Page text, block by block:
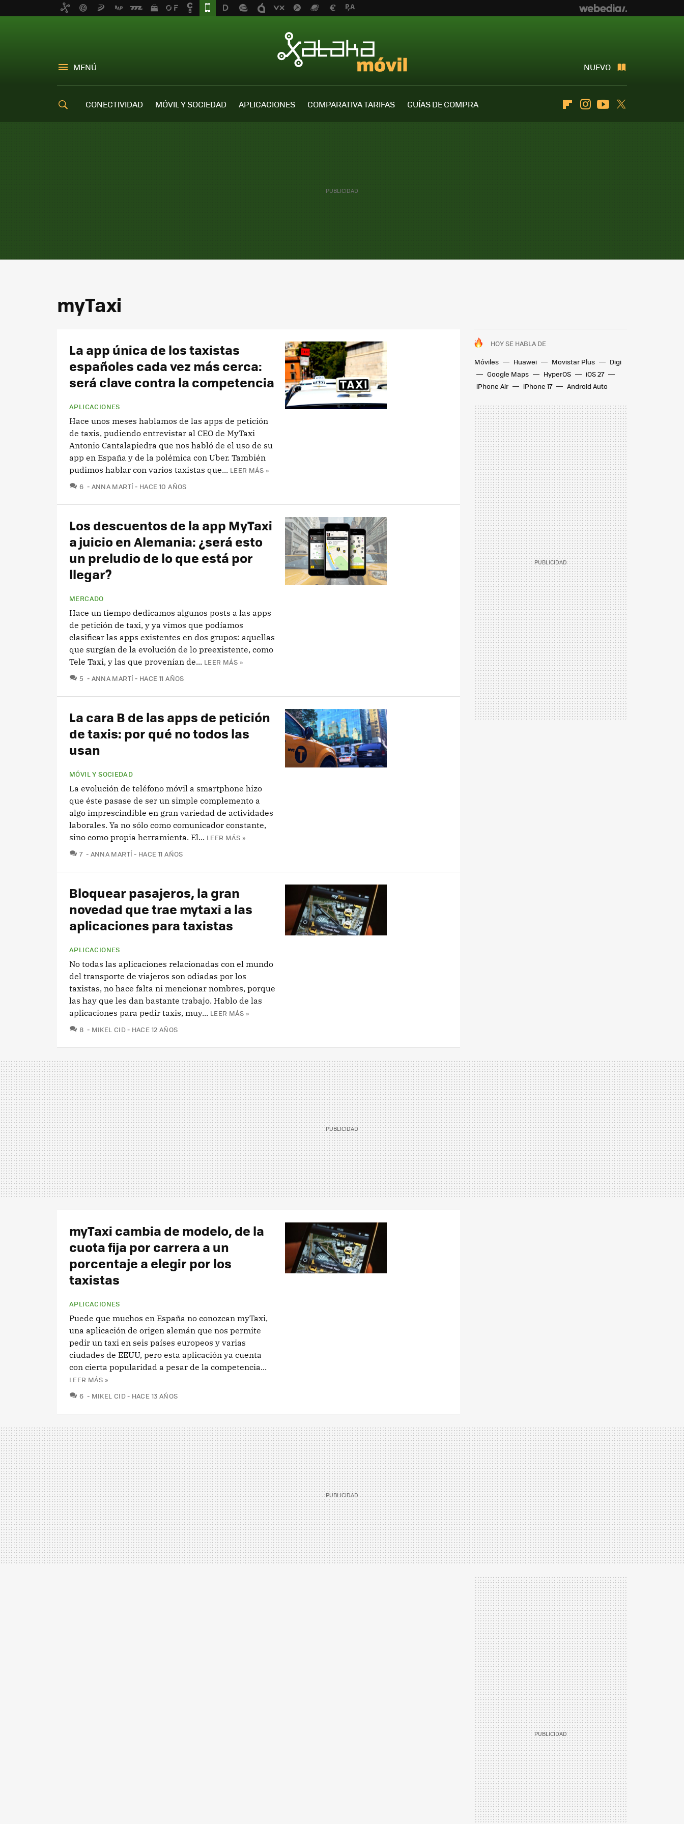
MENÚ NUEVO
CONECTIVIDAD MÓVIL Y SOCIEDAD APLICACIONES COMPARATIVA TARIFAS
GUÍAS DE COMPRA
FlipboardInstagramYoutube
myTaxi
HOY SE HABLA DE
Móviles
Huawei Movistar Plus
Digi
Google Maps
HyperOS
iOS 27
iPhone Air
iPhone 17 Android Auto
La app única de los taxistas
españoles cada vez más cerca:
será clave contra la competencia
APLICACIONES
Hace unos meses hablamos de las apps de petición
de taxis, pudiendo entrevistar al CEO de MyTaxi
Antonio Cantalapiedra que nos habló de el uso de su
app en España y de la polémica con Uber. También
pudimos hablar con varios taxistas que... LEER MÁS »
6 COMENTARIOS
ANNA MARTÍ HACE 10 AÑOS
Los descuentos de la app MyTaxi
a juicio en Alemania: ¿será esto
un preludio de lo que está por
llegar?
MERCADO
Hace un tiempo dedicamos algunos posts a las apps
de petición de taxi, y ya vimos que podíamos
clasificar las apps existentes en dos grupos: aquellas
que surgían de la evolución de lo preexistente, como
Tele Taxi, y las que provenían de... LEER MÁS »
5 COMENTARIOS
ANNA MARTÍ HACE 11 AÑOS
La cara B de las apps de petición
de taxis: por qué no todos las
usan
MÓVIL Y SOCIEDAD
La evolución de teléfono móvil a smartphone hizo
que éste pasase de ser un simple complemento a
algo imprescindible en gran variedad de actividades
laborales. Ya no sólo como comunicador constante,
sino como propia herramienta. El... LEER MÁS »
7 COMENTARIOS
ANNA MARTÍ HACE 11 AÑOS
Bloquear pasajeros, la gran
novedad que trae mytaxi a las
aplicaciones para taxistas
APLICACIONES
No todas las aplicaciones relacionadas con el mundo
del transporte de viajeros son odiadas por los
taxistas, no hace falta ni mencionar nombres, porque
las hay que les dan bastante trabajo. Hablo de las
aplicaciones para pedir taxis, muy... LEER MÁS »
8 COMENTARIOS
MIKEL CID HACE 12 AÑOS
myTaxi cambia de modelo, de la
cuota fija por carrera a un
porcentaje a elegir por los
taxistas
APLICACIONES
Puede que muchos en España no conozcan myTaxi,
una aplicación de origen alemán que nos permite
pedir un taxi en seis países europeos y varias
ciudades de EEUU, pero esta aplicación ya cuenta
con cierta popularidad a pesar de la competencia...
LEER MÁS »
6 COMENTARIOS
MIKEL CID HACE 13 AÑOS